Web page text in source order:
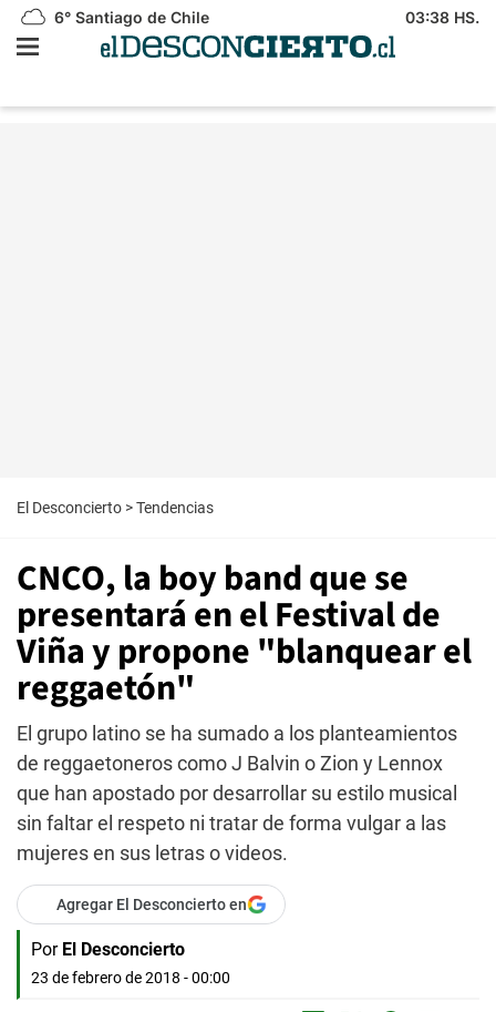
6° Santiago de Chile 03:38 HS.
El Desconcierto >Tendencias
CNCO, la boy band que se
presentará en el Festival de
Viña y propone "blanquear el
reggaetón"
El grupo latino se ha sumado a los planteamientos
de reggaetoneros como J Balvin o Zion y Lennox
que han apostado por desarrollar su estilo musical
sin faltar el respeto ni tratar de forma vulgar a las
mujeres en sus letras o videos.
Agregar El Desconcierto en
Por El Desconcierto
23 de febrero de 2018 - 00:00